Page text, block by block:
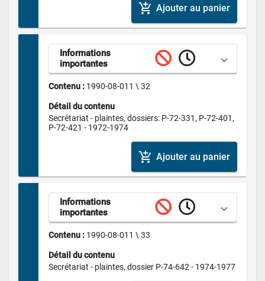
add_shopping_cart Ajouter au panier
Informations
importantes
Contenu : 1990-08-011 \ 32
Détail du contenu
Secrétariat - plaintes, dossiers: P-72-331, P-72-401,
P-72-421 - 1972-1974
add_shopping_cart Ajouter au panier
Informations
importantes
Contenu : 1990-08-011 \ 33
Détail du contenu
Secrétariat - plaintes, dossier P-74-642 - 1974-1977